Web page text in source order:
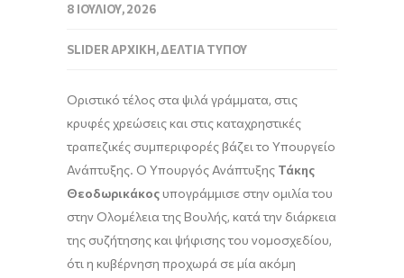
8 ΙΟΥΛΊΟΥ, 2026
SLIDER ΑΡΧΙΚΉ,ΔΕΛΤΊΑ ΤΎΠΟΥ
Οριστικό τέλος στα ψιλά γράμματα, στις
κρυφές χρεώσεις και στις καταχρηστικές
τραπεζικές συμπεριφορές βάζει το Υπουργείο
Ανάπτυξης. Ο Υπουργός Ανάπτυξης Τάκης
Θεοδωρικάκοςυπογράμμισε στην ομιλία του
στην Ολομέλεια της Βουλής, κατά την διάρκεια
της συζήτησης και ψήφισης του νομοσχεδίου,
ότι η κυβέρνηση προχωρά σε μία ακόμη